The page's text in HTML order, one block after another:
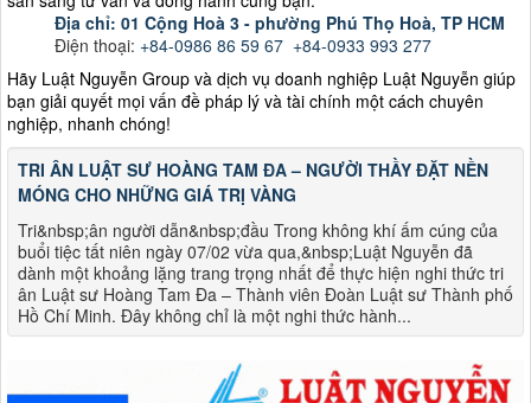
Địa chỉ: 01 Cộng Hoà 3 - phường Phú Thọ Hoà, TP HCM
Điện thoại: +84-0986 86 59 67 +84-0933 993 277
Hãy Luật Nguyễn Group và dịch vụ doanh nghiệp Luật Nguyễn giúp
bạn giải quyết mọi vấn đề pháp lý và tài chính một cách chuyên
nghiệp, nhanh chóng!
TRI ÂN LUẬT SƯ HOÀNG TAM ĐA – NGƯỜI THẦY ĐẶT NỀN
MÓNG CHO NHỮNG GIÁ TRỊ VÀNG
Tri&nbsp;ân người dẫn&nbsp;đầu Trong không khí ấm cúng của
buổi tiệc tất niên ngày 07/02 vừa qua,&nbsp;Luật Nguyễn đã
dành một khoảng lặng trang trọng nhất để thực hiện nghi thức tri
ân Luật sư Hoàng Tam Đa – Thành viên Đoàn Luật sư Thành phố
Hồ Chí Minh. Đây không chỉ là một nghi thức hành...